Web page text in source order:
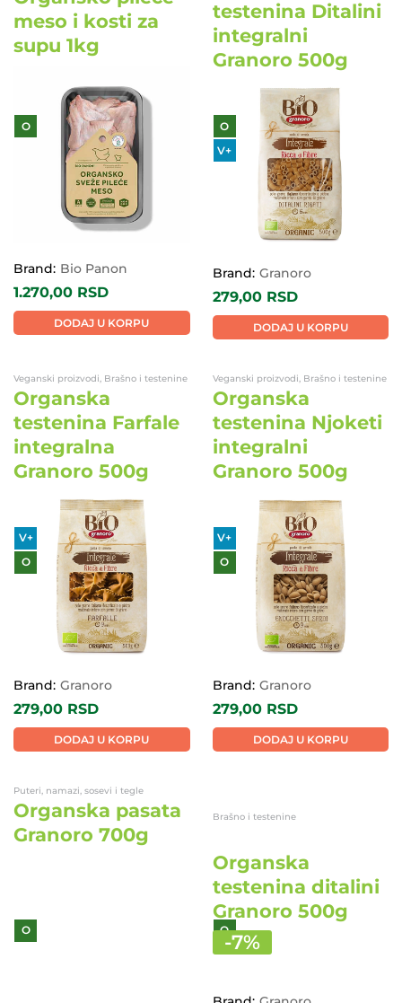
meso i kosti za
supu 1kg
O
Brand: Bio Panon
1.270,00 RSD
DODAJ U KORPU
testenina Ditalini
integralni
Granoro 500g
O
V+
Brand: Granoro
279,00 RSD
DODAJ U KORPU
Veganski proizvodi, Brašno i testenine
Organska
testenina Farfale
integralna
Granoro 500g
V+
O
Brand: Granoro
279,00 RSD
DODAJ U KORPU
Veganski proizvodi, Brašno i testenine
Organska
testenina Njoketi
integralni
Granoro 500g
V+
O
Brand: Granoro
279,00 RSD
DODAJ U KORPU
Puteri, namazi, sosevi i tegle
Organska pasata
Granoro 700g
Organska
Granoro 500g
O